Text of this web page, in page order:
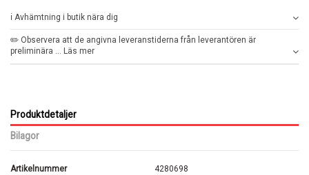
ℹ️ Avhämtning i butik nära dig
✏️ Observera att de angivna leveranstiderna från leverantören är
preliminära ... Läs mer
Produktdetaljer
Bilagor
Artikelnummer 4280698